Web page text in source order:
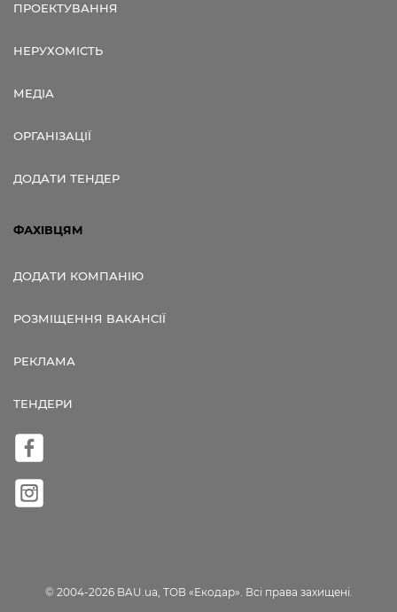
ПРОЕКТУВАННЯ
НЕРУХОМІСТЬ
МЕДІА
ОРГАНІЗАЦІЇ
ДОДАТИ ТЕНДЕР
ФАХІВЦЯМ
ДОДАТИ КОМПАНІЮ
РОЗМІЩЕННЯ ВАКАНСІЇ
РЕКЛАМА
ТЕНДЕРИ
© 2004-2026 BAU.ua, ТОВ «Екодар». Всі права захищені.